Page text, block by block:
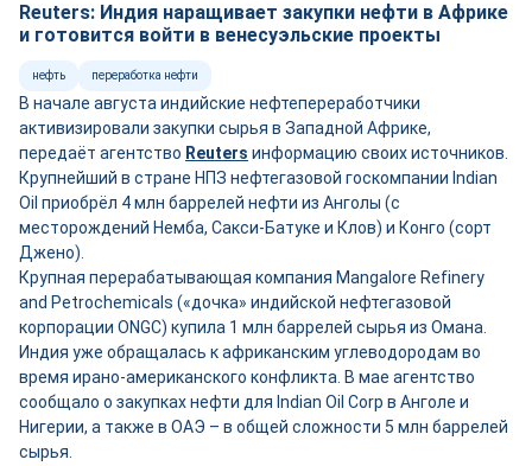
Reuters: Индия наращивает закупки нефти в Африке
и готовится войти в венесуэльские проекты
нефть переработка нефти
В начале августа индийские нефтепереработчики
активизировали закупки сырья в Западной Африке,
передаёт агентство Reuters информацию своих источников.
Крупнейший в стране НПЗ нефтегазовой госкомпании Indian
Oil приобрёл 4 млн баррелей нефти из Анголы (с
месторождений Немба, Сакси-Батуке и Клов) и Конго (сорт
Джено).
Крупная перерабатывающая компания Mangalore Refinery
and Petrochemicals («дочка» индийской нефтегазовой
корпорации ONGC) купила 1 млн баррелей сырья из Омана.
Индия уже обращалась к африканским углеводородам во
время ирано-американского конфликта. В мае агентство
сообщало о закупках нефти для Indian Oil Corp в Анголе и
Нигерии, а также в ОАЭ – в общей сложности 5 млн баррелей
сырья.